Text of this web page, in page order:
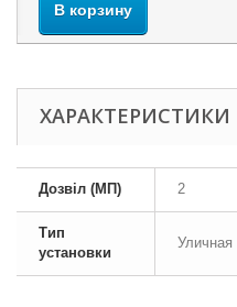
В корзину
ХАРАКТЕРИСТИКИ
Дозвіл (МП) 2
Тип
установки
Уличная